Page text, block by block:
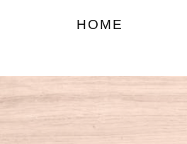
ジ
ャ
へ
ジ
プ
HOME